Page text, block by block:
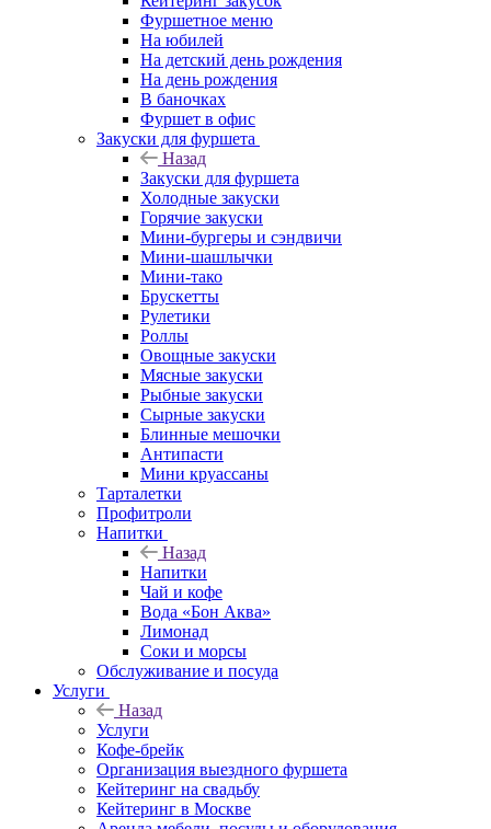
Фуршетное меню
На юбилей
На детский день рождения
На день рождения
В баночках
Фуршет в офис
Закуски для фуршета
Назад
Закуски для фуршета
Холодные закуски
Горячие закуски
Мини-бургеры и сэндвичи
Мини-шашлычки
Мини-тако
Брускетты
Рулетики
Роллы
Овощные закуски
Мясные закуски
Рыбные закуски
Сырные закуски
Блинные мешочки
Антипасти
Мини круассаны
Тарталетки
Профитроли
Напитки
Назад
Напитки
Чай и кофе
Вода «Бон Аква»
Лимонад
Соки и морсы
Обслуживание и посуда
Услуги
Назад
Услуги
Кофе-брейк
Организация выездного фуршета
Кейтеринг на свадьбу
Кейтеринг в Москве